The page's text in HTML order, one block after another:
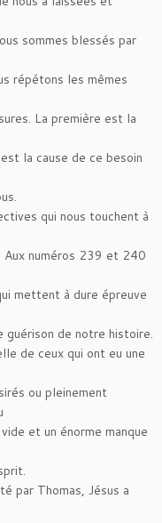
sommes blessés par
répétons les mêmes
La première est la
la cause de ce besoin
qui nous touchent à
numéros 239 et 240
mettent à dure épreuve
guérison de notre histoire.
de ceux qui ont eu une
ou pleinement
et un énorme manque
par Thomas, Jésus a